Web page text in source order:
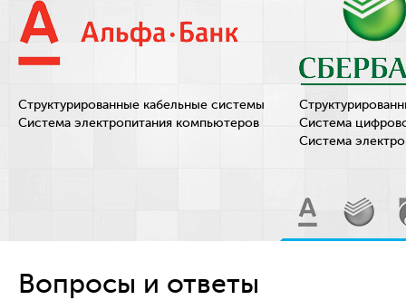
Структурированные кабельные системы
Система электропитания компьютеров
Система
Система
Вопросы и ответы